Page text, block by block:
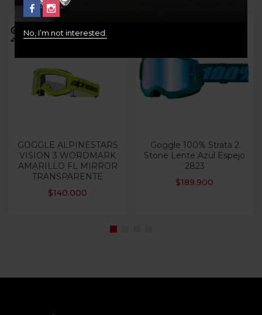
GOGGLE ALPINESTARS
VISION 3 WORDMARK
AMARILLO FL MIRROR
TRANSPARENTE
$140.000
Goggle 100% Strata 2
Stone Lente Azul Espejo
2823
$189.900
No, I’m not interested.